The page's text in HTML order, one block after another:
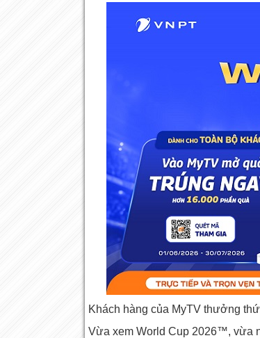
Khách hàng của MyTV thưởng
Vừa xem World Cup 2026™, vừa